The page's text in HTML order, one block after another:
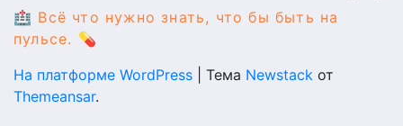
🏥 Всё что нужно знать, что бы быть на
пульсе. 💊
На платформе WordPress
Тема Newstack от
Themeansar.